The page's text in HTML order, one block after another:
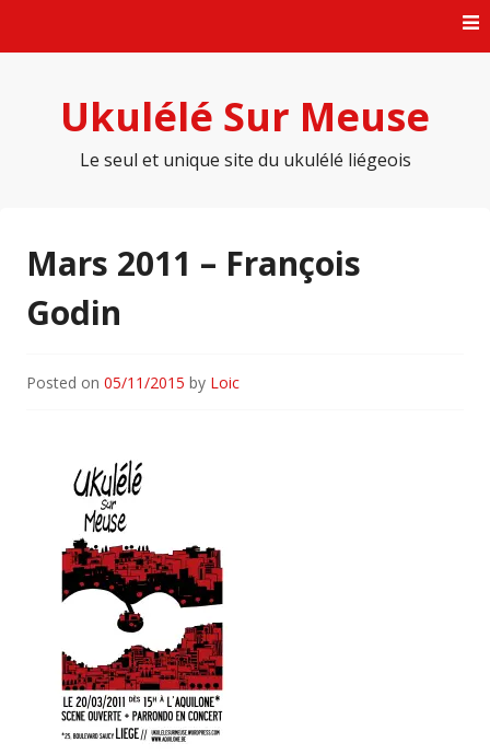
Ukulélé Sur Meuse
Le seul et unique site du ukulélé liégeois
Mars 2011 – François
Godin
Posted on 05/11/2015 by Loic